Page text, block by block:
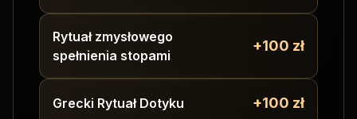
Rytuał zmysłowego
spełnienia stopami
+100 zł
Grecki Rytuał Dotyku +100 zł